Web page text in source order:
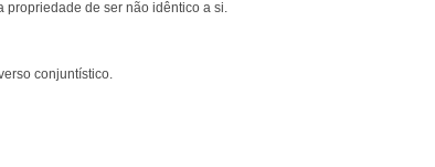
propriedade de ser não idêntico a si.
conjuntístico.